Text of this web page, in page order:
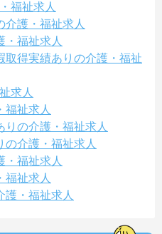
福祉求人
介護・福祉求人
・福祉求人
取得実績ありの介護・福祉
求人
福祉求人
の介護・福祉求人
介護・福祉求人
・福祉求人
福祉求人
護・福祉求人